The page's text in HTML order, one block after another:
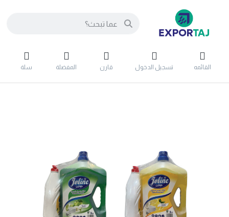
القائمه تسجيل الدخول قارن المفضلة سلة